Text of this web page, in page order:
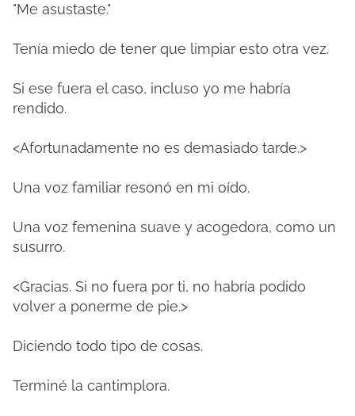
"Me asustaste."
Tenía miedo de tener que limpiar esto otra vez.
Si ese fuera el caso, incluso yo me habría
rendido.
<Afortunadamente no es demasiado tarde.>
Una voz familiar resonó en mi oído.
Una voz femenina suave y acogedora, como un
susurro.
<Gracias. Si no fuera por ti, no habría podido
volver a ponerme de pie.>
Diciendo todo tipo de cosas.
Terminé la cantimplora.